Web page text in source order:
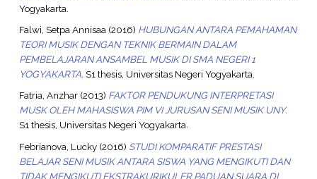
Yogyakarta.
Falwi, Setpa Annisaa (2016) HUBUNGAN ANTARA PEMAHAMAN
TEORI MUSIK DENGAN TEKNIK BERMAIN DALAM
PEMBELAJARAN ANSAMBEL MUSIK DI SMA NEGERI 1
YOGYAKARTA. S1 thesis, Universitas Negeri Yogyakarta.
Fatria, Anzhar(2013) FAKTOR PENDUKUNG INTERPRETASI
MUSK OLEH MAHASISWA PIM VI JURUSAN SENI MUSIK UNY.
S1 thesis, Universitas Negeri Yogyakarta.
Febrianova, Lucky(2016) STUDI KOMPARATIF PRESTASI
BELAJAR SENI MUSIK ANTARA SISWA YANG MENGIKUTI DAN
TIDAK MENGIKUTI EKSTRAKURIKULER PADUAN SUARA DI